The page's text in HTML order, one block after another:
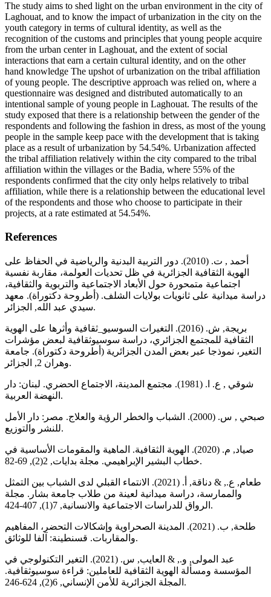
The study aims to shed light on the urban environment in the city of
Laghouat, and to know the impact of urbanization in the city on the
youth category in terms of cultural identity, as well as the
recognition of the customs and principles ​​that young people acquire
from the urban center in Laghouat, and the extent of social
interactions that earn a certain cultural identity, and on the other
hand knowledge The upshot of urbanization on the tribal affiliation
of young people. The descriptive approach was relied on, where a
questionnaire was designed and distributed automatically to an
intentional sample of young people in Laghouat. The results of the
study exposed that there is a relationship between the gender of the
respondents and following the fashion in dress, as most of the young
people in the sample keep pace with the development that is taking
place as a result of urbanization by 54.54%. Urbanization affected
the tribal affiliation relatively within the city compared to the tribal
affiliation within the villages or the Badia, where 55% of the
respondents confirmed that the city only helps relatively to tribal
affiliation, while there is a relationship between the educational level
of the respondents and those who choose to participate in their
projects, at a rate estimated at 54.54%.
References
أحمد , ت. (2010). دور التربية البدنية والرياضية في الحفاظ على
الهوية الثقافية الجزائرية في ظل تحديات العولمة، مقاربة نفسية
اجتماعية متمحورة حول الأبعاد الاجتماعية والتربوية والثقافية،
دراسة ميدانية على ثانويات بولايات الشلف. (أطروحة دكتوراة). معهد
سيدي عبد الله, الجزائر.
بريجة, ش. (2016). التغيرات السوسيو_ثقافية وأثرها على الهوية
الثقافية للمجتمع الجزائري، دراسة سوسيوثقافية لبعض مؤشرات
التغير، نموذجا عبر بعض المدن الجزائرية (أطروحة دكتوراة). جامعة
وهران 2, الجزائر.
شوقي , ع. ا. (1981). مجتمع المدينة، الاجتماع الحضري. لبنان: دار
النهضة العربية.
صبحي , س. (2000). الشباب والخطر الرؤية والعلاج. مصر: دار الأمل
للنشر والتوزيع.
صياد, م. (2020). الهوية الثقافية. الماهية والمقومات الأساسية في
خطاب البشير الإبراهيمي. مجلة بدايات, 2(2), 69-82.
طعام, ع., & دناقة, أ. (2021). الانتماء القبلي لدى الشباب بين التمثل
والممارسة، دراسة ميدانية لعينة من طلاب جامعة بشار. مجلة
الرواق للدراسات الاجتماعية والانسانية, 7(1), 407-424.
طلحة, ب. (2021). المدينة الصحراوية وإشكالات التحضر، المفاهيم
والمقاربات. قسنطينة: آلفا للوثائق.
عبد المولى, و., & العايب, س. (2021). التغير التكنولوجي في
المؤسسة ومسألة الهوية الثقافية للعاملين: قراءة سوسيوثقافية.
المجلة الجزائرية للأمن الإنساني, 6(2), 624-246.